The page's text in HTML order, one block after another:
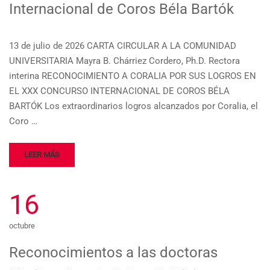
Internacional de Coros Béla Bartók
13 de julio de 2026 CARTA CIRCULAR A LA COMUNIDAD
UNIVERSITARIA Mayra B. Chárriez Cordero, Ph.D. Rectora
interina RECONOCIMIENTO A CORALIA POR SUS LOGROS EN
EL XXX CONCURSO INTERNACIONAL DE COROS BÉLA
BARTÓK Los extraordinarios logros alcanzados por Coralia, el
Coro …
LEER MÁS
16
octubre
Reconocimientos a las doctoras